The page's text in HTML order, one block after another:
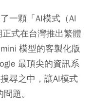
一顆 「AI模式 （AI
正式在台灣推出繁體
模型的客製化版
最頂尖的資訊系
尋之中，讓AI模式
題。